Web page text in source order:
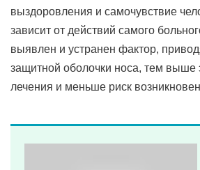
выздоровления и самочувствие
зависит от действий самого
выявлен и устранен фактор,
защитной оболочки носа, тем выше
лечения и меньше риск